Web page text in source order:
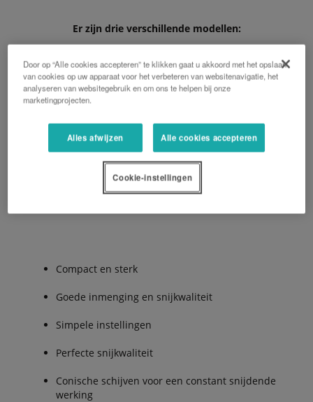
Er zijn drie verschillende modellen:
CD2000 star frame gedragen
CD2000T half gedragen frame
Compact en sterk
Goede inmenging en snijkwaliteit
Simpele instellingen
Perfecte snijkwaliteit
Conische schijven voor een constant snijdende
werking
Door op “Alle cookies accepteren” te klikken gaat u akkoord met het opslaan
van cookies op uw apparaat voor het verbeteren van websitenavigatie, het
analyseren van websitegebruik en om ons te helpen bij onze
marketingprojecten.
Alles afwijzen Alle cookies accepteren
Cookie-instellingen